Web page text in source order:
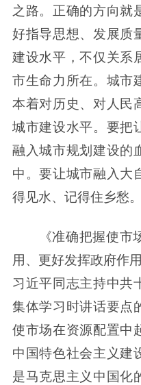
之路。正确的方向就
好指导思想、发展质
建设水平，不仅关系
市生命力所在。城市
本着对历史、对人民
城市建设水平。要把
融入城市规划建设的
中。要让城市融入大
得见水、记得住乡愁。
《准确把握使市场
用、更好发挥政府作
习近平同志主持中共
集体学习时讲话要点
使市场在资源配置中
中国特色社会主义建
是马克思主义中国化